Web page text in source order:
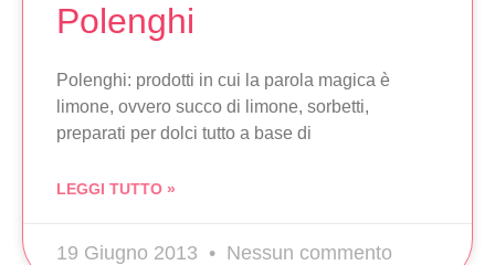
Polenghi
Polenghi: prodotti in cui la parola magica è
limone, ovvero succo di limone, sorbetti,
preparati per dolci tutto a base di
LEGGI TUTTO »
19 Giugno 2013 Nessun commento